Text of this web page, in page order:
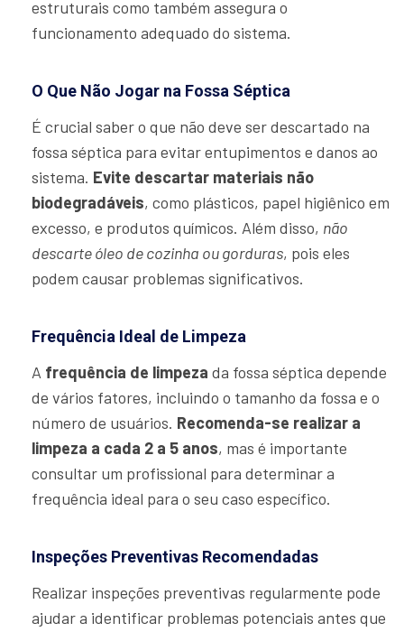
estruturais como também assegura o
funcionamento adequado do sistema.
O Que Não Jogar na Fossa Séptica
É crucial saber o que não deve ser descartado na
fossa séptica para evitar entupimentos e danos ao
sistema. Evite descartar materiais não
biodegradáveis, como plásticos, papel higiênico em
excesso, e produtos químicos. Além disso, não
descarte óleo de cozinha ou gorduras, pois eles
podem causar problemas significativos.
Frequência Ideal de Limpeza
A frequência de limpeza da fossa séptica depende
de vários fatores, incluindo o tamanho da fossa e o
número de usuários. Recomenda-se realizar a
limpeza a cada 2 a 5 anos, mas é importante
consultar um profissional para determinar a
frequência ideal para o seu caso específico.
Inspeções Preventivas Recomendadas
Realizar inspeções preventivas regularmente pode
ajudar a identificar problemas potenciais antes que